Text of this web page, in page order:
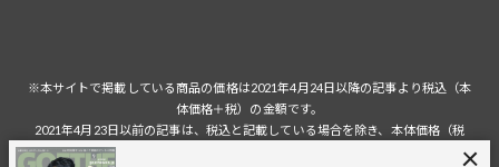
※本サイトで掲載している商品の価格は2021年4月24日以降の記事より税込（本
体価格＋税）の金額です。
2021年4月23日以前の記事は、税込と記載している場合を除き、本体価格（税